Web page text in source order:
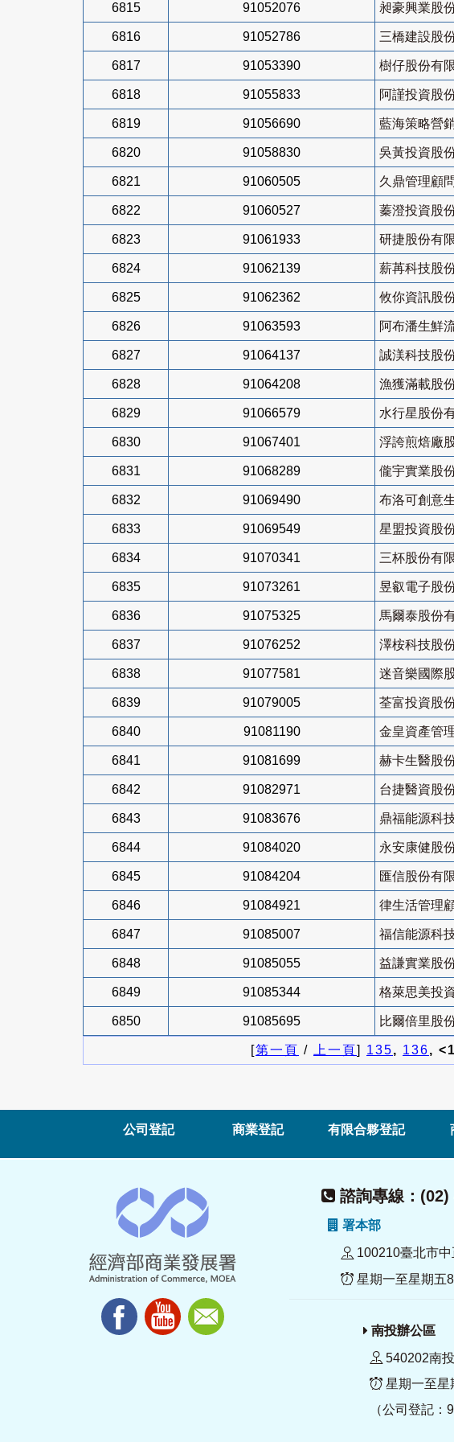
6815 91052076 昶豪興業股
6816 91052786 三橋建設股
6817 91053390 樹仔股份有
6818 91055833 阿謹投資股
6819 91056690 藍海策略營
6820 91058830 吳黃投資股
6821 91060505 久鼎管理顧
6822 91060527 蓁澄投資股
6823 91061933 研捷股份有
6824 91062139 薪苒科技股
6825 91062362 攸你資訊股
6826 91063593 阿布潘生鮮
6827 91064137 誠渼科技股
6828 91064208 漁獲滿載股
6829 91066579 水行星股份
6830 91067401 浮誇煎焙廠
6831 91068289 儱宇實業股
6832 91069490 布洛可創意
6833 91069549 星盟投資股
6834 91070341 三杯股份有
6835 91073261 昱叡電子股
6836 91075325 馬爾泰股份
6837 91076252 澤桉科技股
6838 91077581 迷音樂國際
6839 91079005 荃富投資股
6840 91081190 金皇資產管
6841 91081699 赫卡生醫股
6842 91082971 台捷醫資股
6843 91083676 鼎福能源科
6844 91084020 永安康健股
6845 91084204 匯信股份有
6846 91084921 律生活管理
6847 91085007 福信能源科
6848 91085055 益謙實業股
6849 91085344 格萊思美投
6850 91085695 比爾倍里股
[第一頁 / 上一頁] 135, 136,
公司登記 商業登記 有限合夥登記
諮詢專線：(02)
署本部
100210臺北市
星期一至星期五
南投辦公區
540202南
星期一至星
（公司登記：